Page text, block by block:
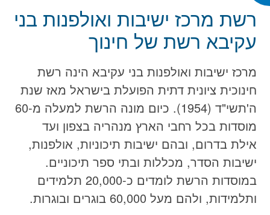
רשת מרכז ישיבות ואולפנות בני
עקיבא רשת של חינוך
מרכז ישיבות ואולפנות בני עקיבא הינה רשת
חינוכית ציונית דתית הפועלת בישראל מאז שנת
ה'תשי"ד (1954). כיום מונה הרשת למעלה מ-60
מוסדות בכל רחבי הארץ מנהריה בצפון ועד
אילת בדרום, ובהם ישיבות תיכוניות, אולפנות,
ישיבות הסדר, מכללות ובתי ספר תיכוניים.
במוסדות הרשת לומדים כ-20,000 תלמידים
ותלמידות, ולהם מעל 60,000 בוגרים ובוגרות.